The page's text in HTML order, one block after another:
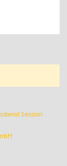
Session(Wird in